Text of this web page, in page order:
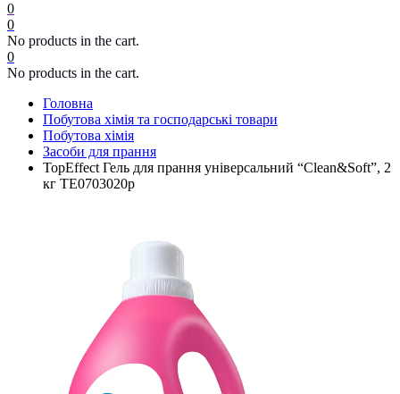
0
0
No products in the cart.
0
No products in the cart.
Головна
Побутова хімія та господарські товари
Побутова хімія
Засоби для прання
TopEffect Гель для прання універсальний “Clean&Soft”, 2
кг TE0703020p